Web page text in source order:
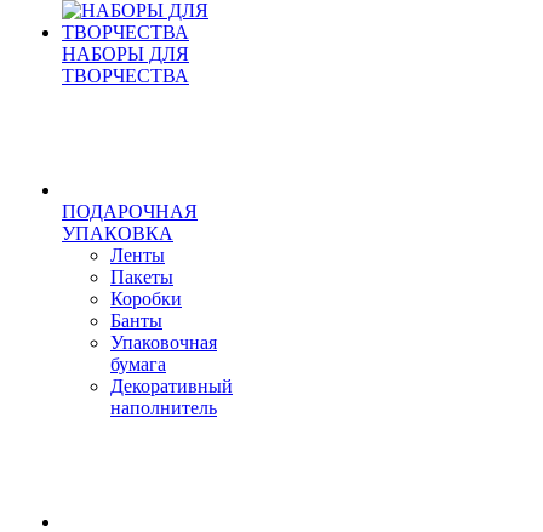
НАБОРЫ ДЛЯ
ТВОРЧЕСТВА
ПОДАРОЧНАЯ
УПАКОВКА
Ленты
Пакеты
Коробки
Банты
Упаковочная
бумага
Декоративный
наполнитель